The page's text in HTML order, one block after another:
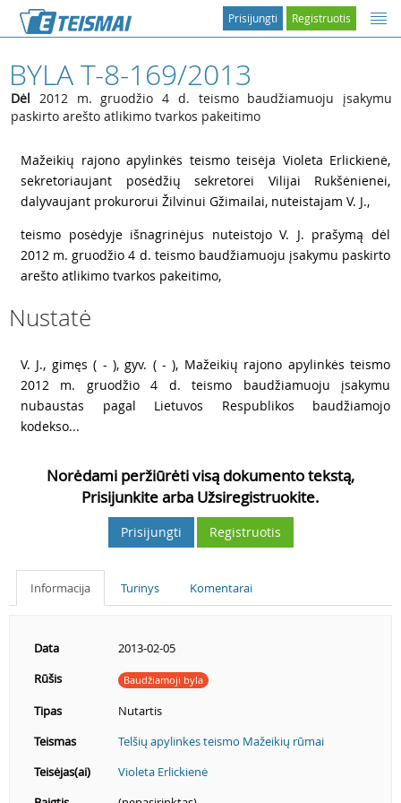
Registruotis
Prisijungti
BYLA T-8-169/2013
Dėl 2012 m. gruodžio 4 d. teismo baudžiamuoju įsakymu
paskirto arešto atlikimo tvarkos pakeitimo
Mažeikių rajono apylinkės teismo teisėja Violeta Erlickienė,
sekretoriaujant posėdžių sekretorei Vilijai Rukšėnienei,
dalyvaujant prokurorui Žilvinui Gžimailai, nuteistajam V. J.,
teismo posėdyje išnagrinėjus nuteistojo V. J. prašymą dėl
2012 m. gruodžio 4 d. teismo baudžiamuoju įsakymu paskirto
arešto atlikimo tvarkos pakeitimo,
Nustatė
V. J., gimęs ( - ), gyv. ( - ), Mažeikių rajono apylinkės teismo
2012 m. gruodžio 4 d. teismo baudžiamuoju įsakymu
nubaustas pagal Lietuvos Respublikos baudžiamojo
kodekso...
Norėdami peržiūrėti visą dokumento tekstą,
Prisijunkite arba Užsiregistruokite.
Prisijungti Registruotis
Informacija Turinys Komentarai
Data
2013-02-05
Rūšis
Baudžiamoji byla
Tipas
Nutartis
Teismas
Telšių apylinkės teismo Mažeikių rūmai
Teisėjas(ai)
Violeta Erlickienė